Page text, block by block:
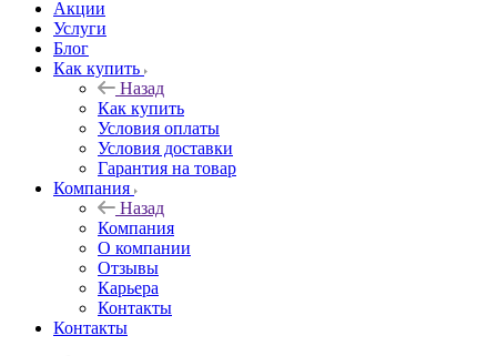
Акции
Услуги
Блог
Как купить
Назад
Как купить
Условия оплаты
Условия доставки
Гарантия на товар
Компания
Назад
Компания
О компании
Отзывы
Карьера
Контакты
Контакты